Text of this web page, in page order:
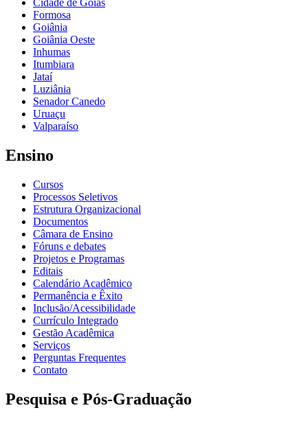
Cidade de Goiás
Formosa
Goiânia
Goiânia Oeste
Inhumas
Itumbiara
Jataí
Luziânia
Senador Canedo
Uruaçu
Valparaíso
Ensino
Cursos
Processos Seletivos
Estrutura Organizacional
Documentos
Câmara de Ensino
Fóruns e debates
Projetos e Programas
Editais
Calendário Acadêmico
Permanência e Êxito
Inclusão/Acessibilidade
Currículo Integrado
Gestão Acadêmica
Serviços
Perguntas Frequentes
Contato
Pesquisa e Pós-Graduação